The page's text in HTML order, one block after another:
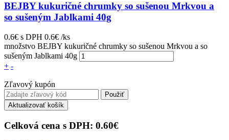
BEJBY kukuričné chrumky so sušenou Mrkvou a
so sušeným Jablkami 40g
0.6€ s DPH 0.6€ /ks
množstvo BEJBY kukuričné chrumky so sušenou Mrkvou a so
sušeným Jablkami 40g
+ -
Zľavový kupón
Použiť
Aktualizovať košík
Celková cena s DPH: 0.60€